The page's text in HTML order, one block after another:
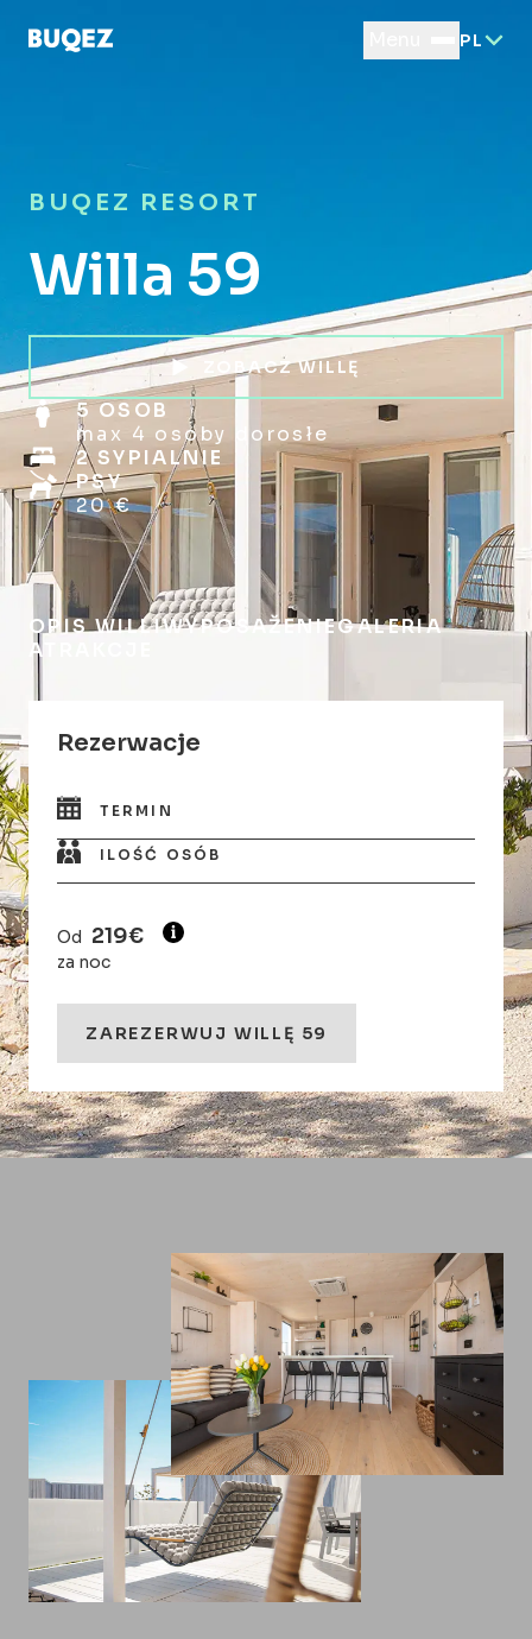
PL
BUQEZ RESORT
Willa 59
ZOBACZ WILLĘ
5 OSOB
max 4 osoby dorosłe
2 SYPIALNIE
PSY
20 €
OPIS WILLIWYPOSAŽENIEGALERIA
ATRAKCJE
Rezerwacje
TERMIN
ILOŚĆ OSÓB
Od 219€
za noc